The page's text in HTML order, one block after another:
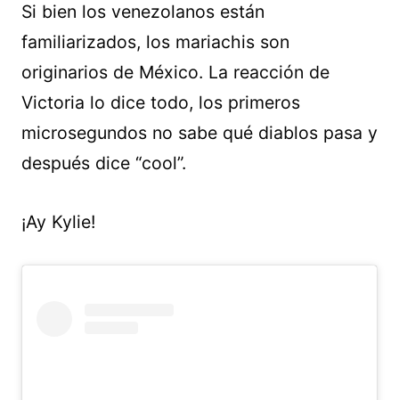
Si bien los venezolanos están
familiarizados, los mariachis son
originarios de México. La reacción de
Victoria lo dice todo, los primeros
microsegundos no sabe qué diablos pasa y
después dice “cool”.
¡Ay Kylie!